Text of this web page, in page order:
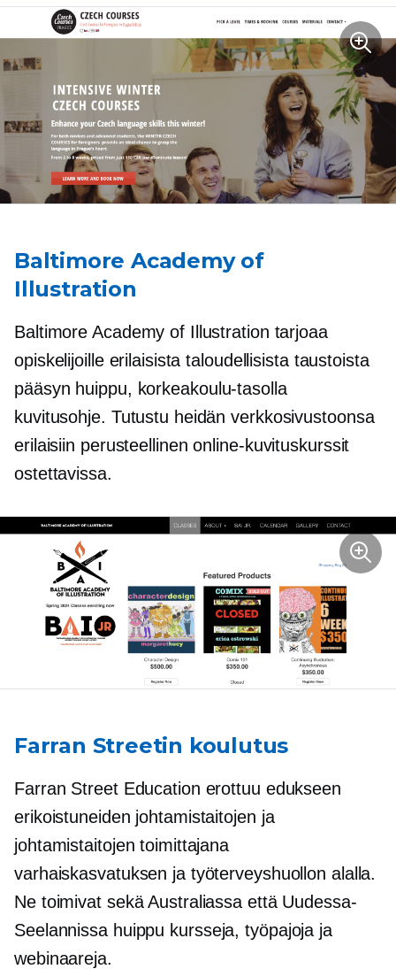
Baltimore Academy of
Illustration
Baltimore Academy of Illustration tarjoaa
opiskelijoille erilaisista taloudellisista taustoista
pääsyn huippu, korkeakoulu-tasolla
kuvitusohje. Tutustu heidän verkkosivustoonsa
erilaisiin perusteellinen online-kuvituskurssit
ostettavissa.
Farran Streetin koulutus
Farran Street Education erottuu edukseen
erikoistuneiden johtamistaitojen ja
johtamistaitojen toimittajana
varhaiskasvatuksen ja työterveyshuollon alalla.
Ne toimivat sekä Australiassa että Uudessa-
Seelannissa huippu kursseja, työpajoja ja
webinaareja.